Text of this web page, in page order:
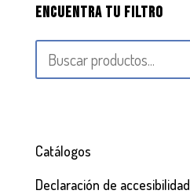
Encuentra tu filtro
Catálogos
Declaración de accesibilidad